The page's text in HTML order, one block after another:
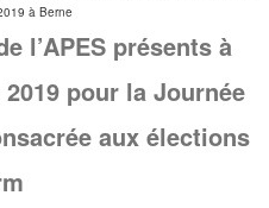
à Berne
l’APES présents à
pour la Journée
aux élections